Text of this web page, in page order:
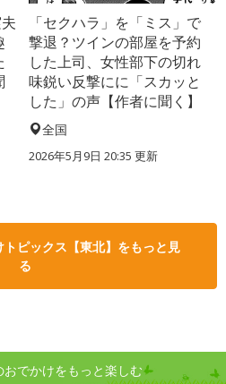
「セクハラ」を「ミス」で
撃退？ツインの部屋を予約
した上司、女性部下の切れ
味鋭い反撃にに「スカッと
した」の声【作者に聞く】
全国
2026年5月9日 20:35 更新
ピックス【東北】をもっと見
る
でかけをもっと楽しむ